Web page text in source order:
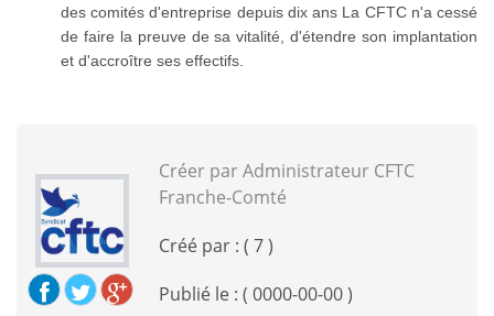
des comités d'entreprise depuis dix ans La CFTC n'a cessé
de faire la preuve de sa vitalité, d'étendre son implantation
et d'accroître ses effectifs.
Créer par Administrateur CFTC
Franche-Comté
Créé par : ( 7 )
Publié le : ( 0000-00-00 )